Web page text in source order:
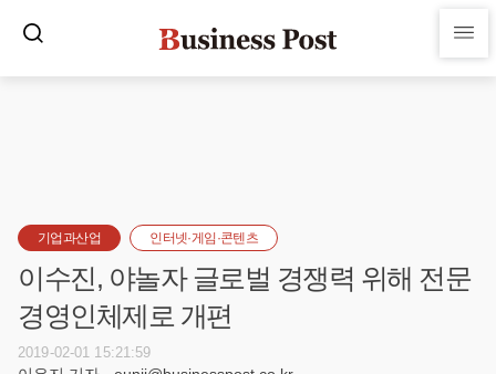
기업과산업 인터넷·게임·콘텐츠
이수진, 야놀자 글로벌 경쟁력 위해 전문
경영인체제로 개편
2019-02-01 15:21:59